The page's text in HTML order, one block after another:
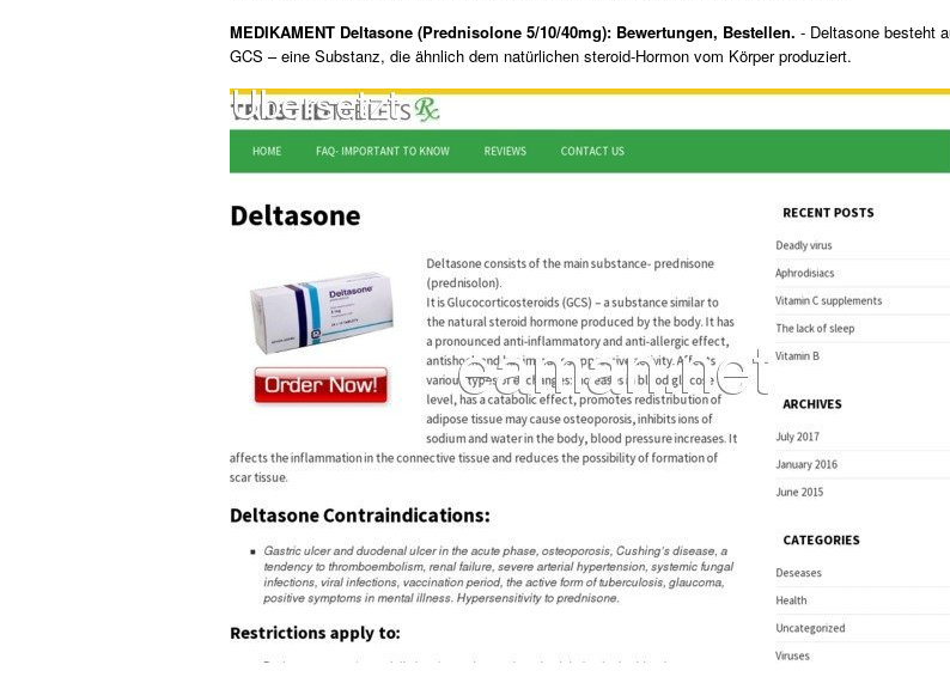
MEDIKAMENT Deltasone (Prednisolone 5/10/40mg): Bewertungen, Bestellen. - Deltasone besteht
GCS – eine Substanz, die ähnlich dem natürlichen steroid-Hormon vom Körper produziert.